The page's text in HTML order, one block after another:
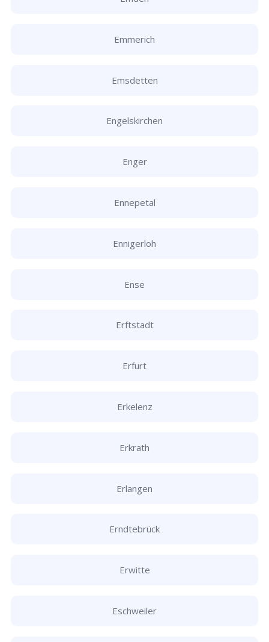
Emmerich
Emsdetten
Engelskirchen
Enger
Ennepetal
Ennigerloh
Ense
Erftstadt
Erfurt
Erkelenz
Erkrath
Erlangen
Erndtebrück
Erwitte
Eschweiler